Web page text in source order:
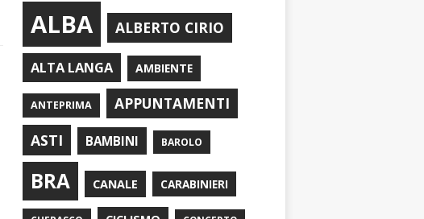
ALBA ALBERTO CIRIO
ALTA LANGA AMBIENTE
ANTEPRIMA
APPUNTAMENTI
ASTI
BAMBINI BAROLO
BRA CANALE CARABINIERI